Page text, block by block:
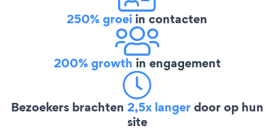
250% groei in contacten
200% growth in engagement
Bezoekers brachten 2,5x langerdoor op hun
site